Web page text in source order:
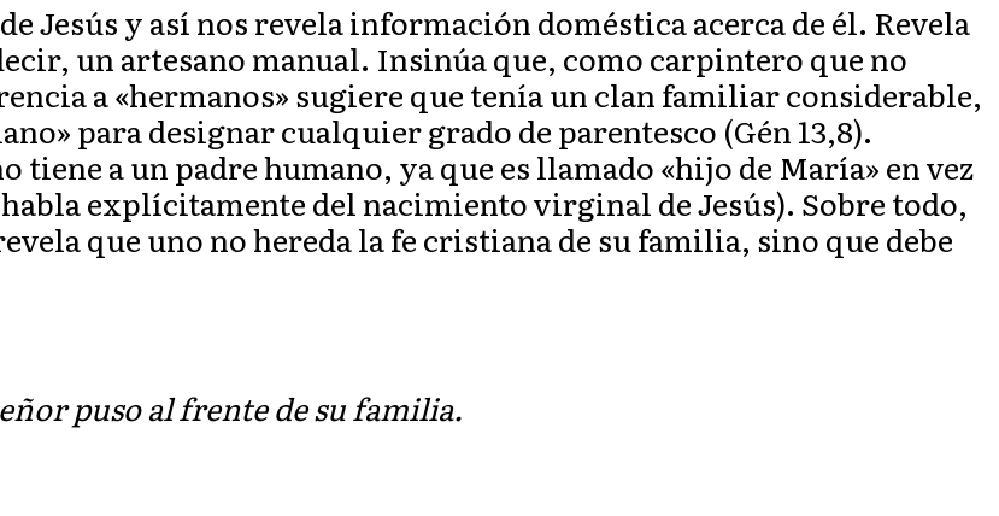
Jesús y así nos revela información doméstica acerca de él. Revela
un artesano manual. Insinúa que, como carpintero que no
a «hermanos» sugiere que tenía un clan familiar considerable,
para designar cualquier grado de parentesco (Gén 13,8).
a un padre humano, ya que es llamado «hijo de María» en vez
explícitamente del nacimiento virginal de Jesús). Sobre todo,
que uno no hereda la fe cristiana de su familia, sino que debe
puso al frente de su familia.